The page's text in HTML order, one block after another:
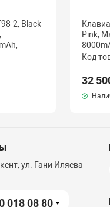
2, Black-
Pink,
Код
32
ул. Гани Иляева
018 08 80